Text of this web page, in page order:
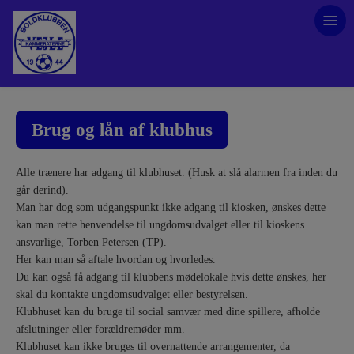
Brug og lån af klubhus
Alle trænere har adgang til klubhuset. (Husk at slå alarmen fra inden du
går derind).
Man har dog som udgangspunkt ikke adgang til kiosken, ønskes dette
kan man rette henvendelse til ungdomsudvalget eller til kioskens
ansvarlige, Torben Petersen (TP).
Her kan man så aftale hvordan og hvorledes.
Du kan også få adgang til klubbens mødelokale hvis dette ønskes, her
skal du kontakte ungdomsudvalget eller bestyrelsen.
Klubhuset kan du bruge til social samvær med dine spillere, afholde
afslutninger eller forældremøder mm.
Klubhuset kan ikke bruges til overnattende arrangementer, da